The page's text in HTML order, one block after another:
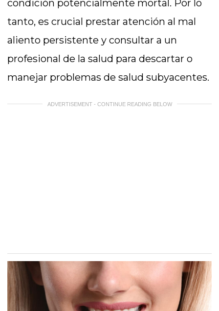
condición potencialmente mortal. Por lo
tanto, es crucial prestar atención al mal
aliento persistente y consultar a un
profesional de la salud para descartar o
manejar problemas de salud subyacentes.
ADVERTISEMENT - CONTINUE READING BELOW